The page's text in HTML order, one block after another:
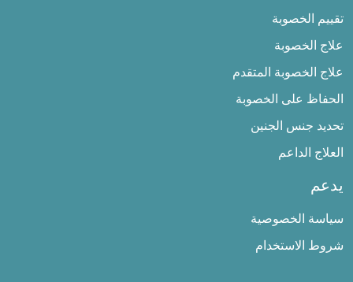
تقييم الخصوبة
علاج الخصوبة
علاج الخصوبة المتقدم
الحفاظ على الخصوبة
تحديد جنس الجنين
العلاج الداعم
يدعم
سياسة الخصوصية
شروط الاستخدام